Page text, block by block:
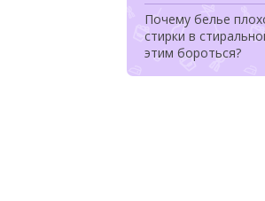
Почему белье
стирки в
этим бороться?